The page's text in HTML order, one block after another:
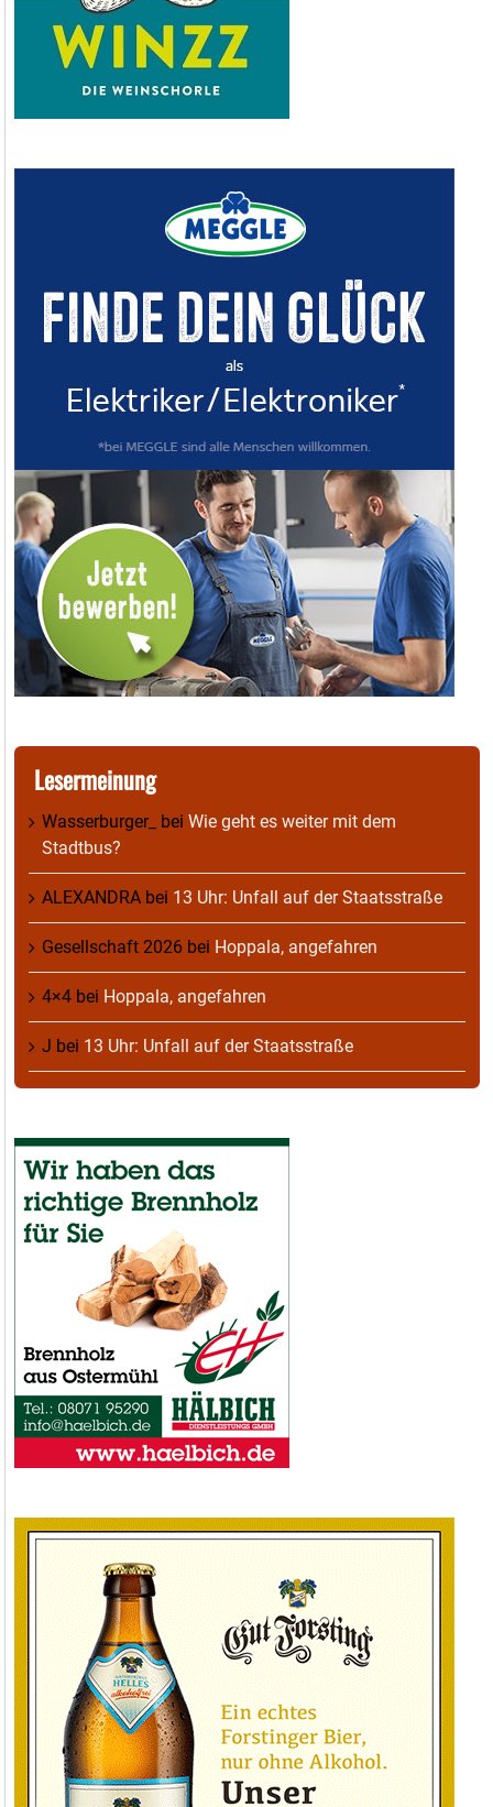
Lesermeinung
Wasserburger_ bei Wie geht es weiter mit dem
Stadtbus?
ALEXANDRA bei 13 Uhr: Unfall auf der Staatsstraße
Gesellschaft 2026 bei Hoppala, angefahren
4×4 bei Hoppala, angefahren
J bei 13 Uhr: Unfall auf der Staatsstraße